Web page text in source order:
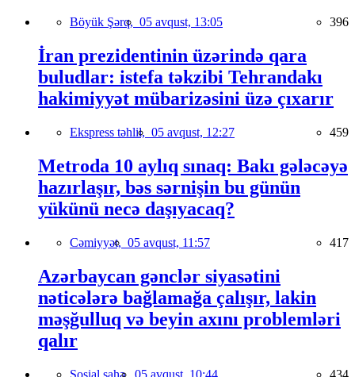
Böyük Şərq, 05 avqust, 13:05 396
İran prezidentinin üzərində qara
buludlar: istefa təkzibi Tehrandakı
hakimiyyət mübarizəsini üzə çıxarır
Ekspress təhlil, 05 avqust, 12:27 459
Metroda 10 aylıq sınaq: Bakı gələcəyə
hazırlaşır, bəs sərnişin bu günün
yükünü necə daşıyacaq?
Cəmiyyət, 05 avqust, 11:57 417
Azərbaycan gənclər siyasətini
nəticələrə bağlamağa çalışır, lakin
məşğulluq və beyin axını problemləri
qalır
Sosial sahə, 05 avqust, 10:44 434